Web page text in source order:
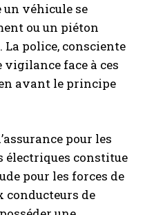
véhicule se
ou un piéton
police, consciente
face à ces
avant le principe
pour les
constitue
pour les forces de
conducteurs de